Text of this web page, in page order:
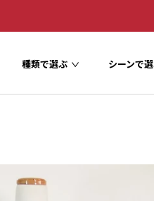
種類で選ぶ シーンで